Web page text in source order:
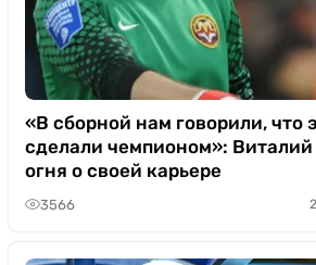
«В сборной нам говорили, что
сделали чемпионом»:
огня о своей карьере
3566